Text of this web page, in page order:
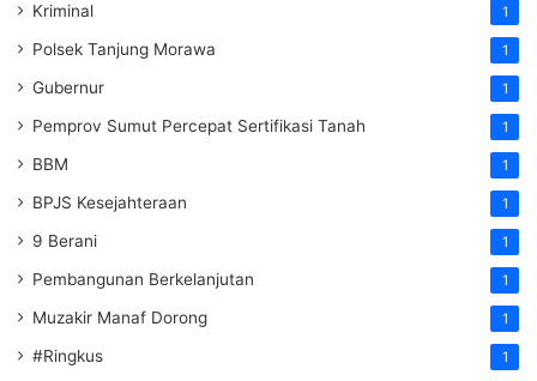
Kriminal 1
Polsek Tanjung Morawa 1
Gubernur 1
Pemprov Sumut Percepat Sertifikasi Tanah 1
BBM 1
BPJS Kesejahteraan 1
9 Berani 1
Pembangunan Berkelanjutan 1
Muzakir Manaf Dorong 1
#Ringkus 1